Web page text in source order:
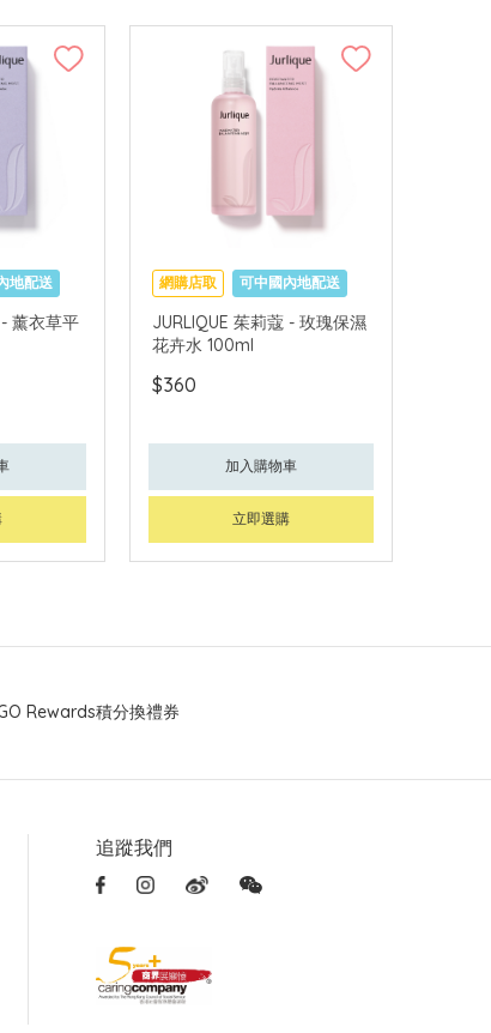
地配送
薰衣草平
網購店取 可中國內地配送
JURLIQUE 茱莉蔻 - 玫瑰保濕
花卉水 100ml
$360
加入購物車
立即選購
Rewards積分換禮券
追蹤我們